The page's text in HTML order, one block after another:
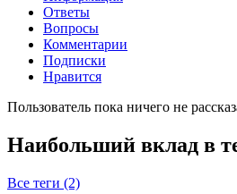
Ответы
Вопросы
Комментарии
Подписки
Нравится
Пользователь пока ничего не
Наибольший вклад в
Все теги (2)